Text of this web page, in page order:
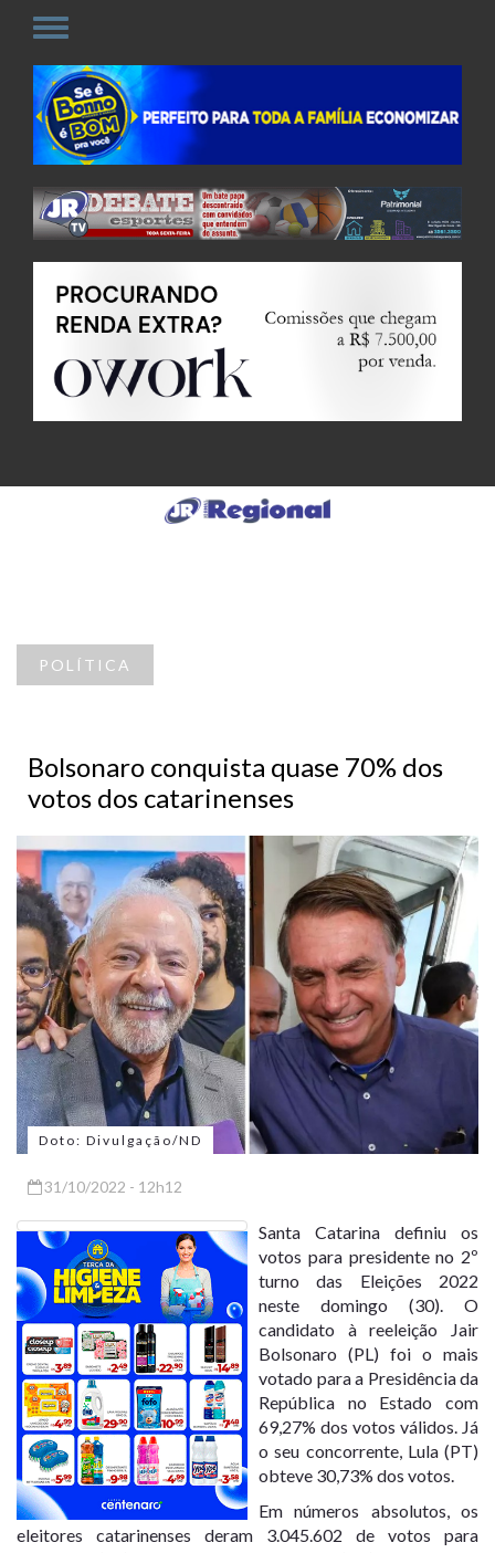
POLÍTICA
Bolsonaro conquista quase 70% dos
votos dos catarinenses
Doto: Divulgação/ND
31/10/2022 - 12h12
Santa Catarina definiu os
votos para presidente no 2º
turno das Eleições 2022
neste domingo (30). O
candidato à reeleição Jair
Bolsonaro (PL) foi o mais
votado para a Presidência da
República no Estado com
69,27% dos votos válidos. Já
o seu concorrente, Lula (PT)
obteve 30,73% dos votos.
Em números absolutos, os
eleitores catarinenses deram 3.045.602 de votos para